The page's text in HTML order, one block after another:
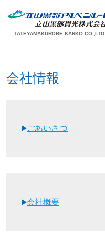
TATEYAMAKUROBE KANKO CO.,LTD
会社情報
ごあいさつ
会社概要